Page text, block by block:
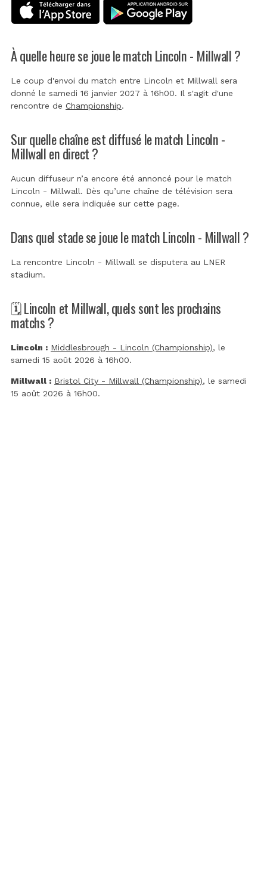
À quelle heure se joue le match Lincoln - Millwall ?
Le coup d'envoi du match entre Lincoln et Millwall sera
donné le samedi 16 janvier 2027 à 16h00. Il s'agit d'une
rencontre de Championship.
Sur quelle chaîne est diffusé le match Lincoln -
Millwall en direct ?
Aucun diffuseur n’a encore été annoncé pour le match
Lincoln - Millwall. Dès qu’une chaîne de télévision sera
connue, elle sera indiquée sur cette page.
Dans quel stade se joue le match Lincoln - Millwall ?
La rencontre Lincoln - Millwall se disputera au LNER
stadium.
🗓️ Lincoln et Millwall, quels sont les prochains
matchs ?
Lincoln : Middlesbrough - Lincoln (Championship), le
samedi 15 août 2026 à 16h00.
Millwall : Bristol City - Millwall (Championship), le samedi
15 août 2026 à 16h00.